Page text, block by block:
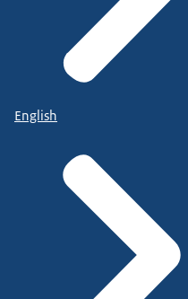
English